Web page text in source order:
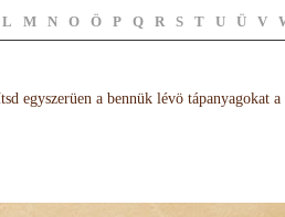
L M N O Ö P Q R S T U Ü V
egyszerüen a bennük lévö tápanyagokat